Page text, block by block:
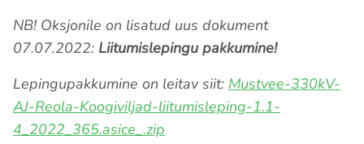
NB! Oksjonile on lisatud uus dokument
07.07.2022: Liitumislepingu pakkumine!
Lepingupakkumine on leitav siit: Mustvee-330kV-
AJ-Reola-Koogiviljad-liitumisleping-1.1-
4_2022_365.asice_.zip